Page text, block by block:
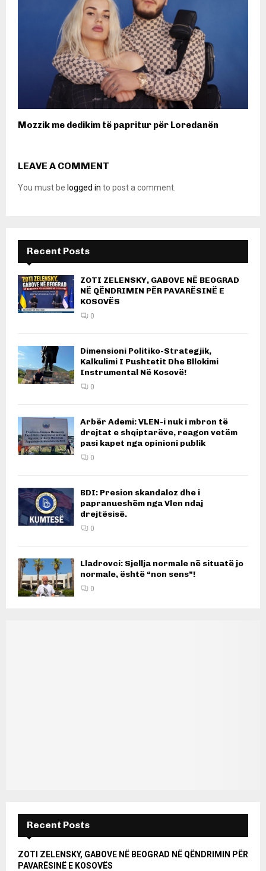
Mozzik me dedikim të papritur për Loredanën
LEAVE A COMMENT
You must be logged in to post a comment.
Recent Posts
ZOTI ZELENSKY, GABOVE NË BEOGRAD
NË QËNDRIMIN PËR PAVARËSINË E
KOSOVËS
0
Dimensioni Politiko-Strategjik,
Kalkulimi I Pushtetit Dhe Bllokimi
Instrumental Në Kosovë!
0
Arbër Ademi: VLEN-i nuk i mbron të
drejtat e shqiptarëve, reagon vetëm
pasi kapet nga opinioni publik
0
BDI: Presion skandaloz dhe i
papranueshëm nga Vlen ndaj
drejtësisë.
0
Lladrovci: Sjellja normale në situatë jo
normale, është “non sens”!
0
Recent Posts
ZOTI ZELENSKY, GABOVE NË BEOGRAD NË QËNDRIMIN PËR
PAVARËSINË E KOSOVËS